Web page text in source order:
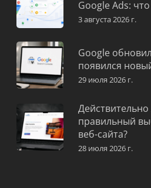
Google Ads:
3 августа 2026 г.
Google
появился
29 июля 2026 г.
правильный
веб-сайта?
28 июля 2026 г.